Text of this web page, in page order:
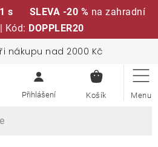
s SLEVA -20 % na zahradní
Kód: DOPPLER20
nákupu nad 2000 Kč
KOŠÍK